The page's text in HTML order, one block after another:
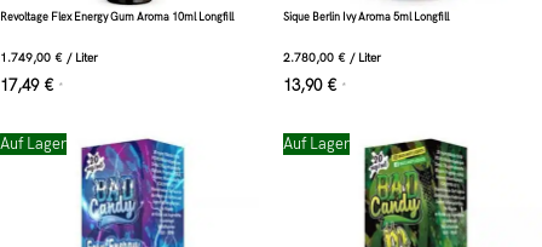
Revoltage Flex Energy Gum Aroma 10ml Longfill
1.749,00 € / Liter
17,49 € *
Sique Berlin Ivy Aroma 5ml Longfill
2.780,00 € / Liter
13,90 € *
Auf Lager Auf Lager